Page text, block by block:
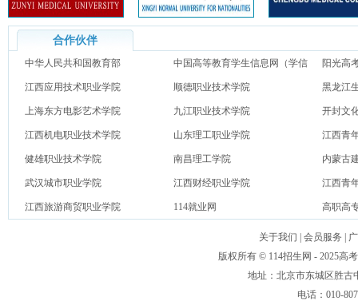
合作伙伴
中华人民共和国教育部 中国高等教育学生信息网（学信
网）
阳光高
江西应用技术职业学院 顺德职业技术学院 黑龙江
上海东方电影艺术学院 九江职业技术学院 开封文
江西机电职业技术学院 山东理工职业学院 江西青
健雄职业技术学院 南昌理工学院 内蒙古
武汉城市职业学院 江西财经职业学院 江西青
江西旅游商贸职业学院 114就业网 高职高
关于我们 会员服务
版权所有 © 114招生网 - 2025高
地址：北京市东城区胜
电话：010-